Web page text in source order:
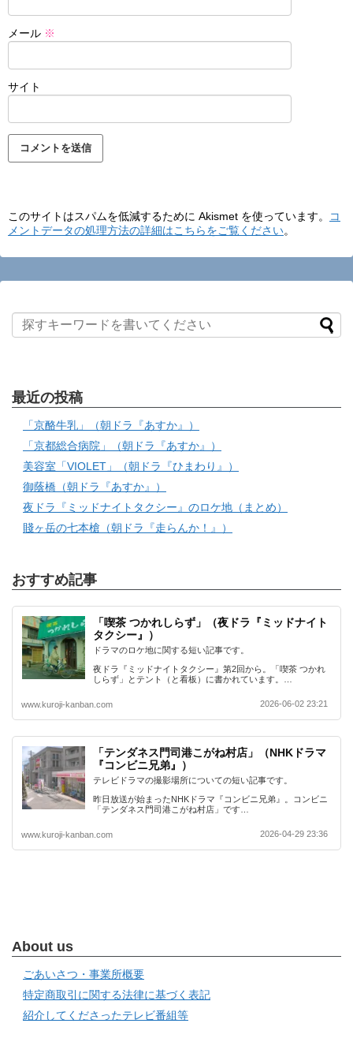
メール ※
サイト
このサイトはスパムを低減するために Akismet を使っています。
コ
メントデータの処理方法の詳細はこちらをご覧ください。
最近の投稿
「京酪牛乳」（朝ドラ『あすか』）
「京都総合病院」（朝ドラ『あすか』）
美容室「VIOLET」（朝ドラ『ひまわり』）
御蔭橋（朝ドラ『あすか』）
夜ドラ『ミッドナイトタクシー』のロケ地（まとめ）
賤ヶ岳の七本槍（朝ドラ『走らんか！』）
おすすめ記事
「喫茶 つかれしらず」（夜ドラ『ミッドナイト
タクシー』）
ドラマのロケ地に関する短い記事です。
夜ドラ『ミッドナイトタクシー』第2回から。「喫茶 つかれ
しらず」とテント（と看板）に書かれています。…
www.kuroji-kanban.com 2026-06-02 23:21
「テンダネス門司港こがね村店」（NHKドラマ
『コンビニ兄弟』）
テレビドラマの撮影場所についての短い記事です。
昨日放送が始まったNHKドラマ『コンビニ兄弟』。コンビニ
「テンダネス門司港こがね村店」です…
www.kuroji-kanban.com 2026-04-29 23:36
About us
ごあいさつ・事業所概要
特定商取引に関する法律に基づく表記
紹介してくださったテレビ番組等